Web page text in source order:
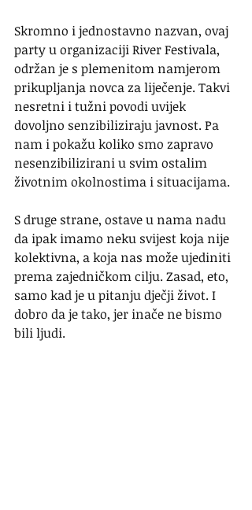
Skromno i jednostavno nazvan, ovaj
party u organizaciji River Festivala,
održan je s plemenitom namjerom
prikupljanja novca za liječenje. Takvi
nesretni i tužni povodi uvijek
dovoljno senzibiliziraju javnost. Pa
nam i pokažu koliko smo zapravo
nesenzibilizirani u svim ostalim
životnim okolnostima i situacijama.
S druge strane, ostave u nama nadu
da ipak imamo neku svijest koja nije
kolektivna, a koja nas može ujediniti
prema zajedničkom cilju. Zasad, eto,
samo kad je u pitanju dječji život. I
dobro da je tako, jer inače ne bismo
bili ljudi.